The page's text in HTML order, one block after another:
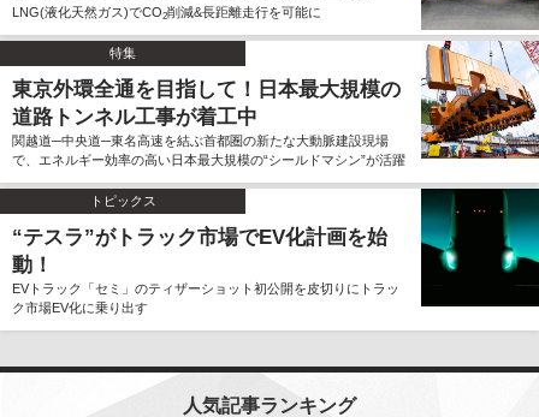
LNG(液化天然ガス)でCO2削減&長距離走行を可能に
特集
東京外環全通を目指して！日本最大規模の
道路トンネル工事が着工中
関越道─中央道─東名高速を結ぶ首都圏の新たな大動脈建設現場
で、エネルギー効率の高い日本最大規模の“シールドマシン”が活躍
トピックス
“テスラ”がトラック市場でEV化計画を始
動！
EVトラック「セミ」のティザーショット初公開を皮切りにトラッ
ク市場EV化に乗り出す
人気記事ランキング